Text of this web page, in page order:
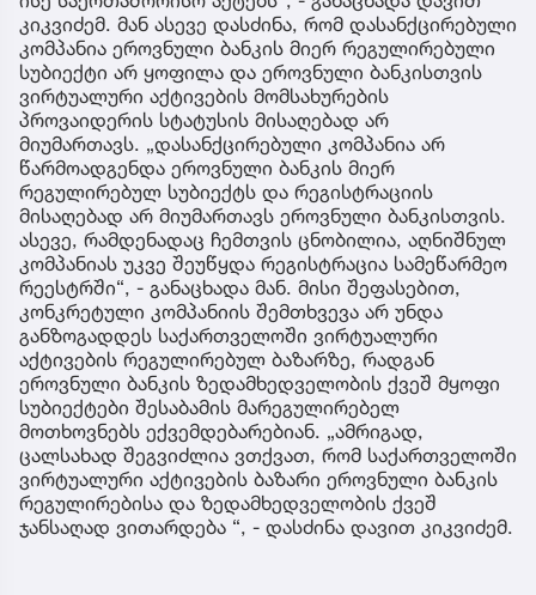
კიკვიძემ. მან ასევე დასძინა, რომ დასანქცირებული
კომპანია ეროვნული ბანკის მიერ რეგულირებული
სუბიექტი არ ყოფილა და ეროვნული ბანკისთვის
ვირტუალური აქტივების მომსახურების
პროვაიდერის სტატუსის მისაღებად არ
მიუმართავს. „დასანქცირებული კომპანია არ
წარმოადგენდა ეროვნული ბანკის მიერ
რეგულირებულ სუბიექტს და რეგისტრაციის
მისაღებად არ მიუმართავს ეროვნული ბანკისთვის.
ასევე, რამდენადაც ჩემთვის ცნობილია, აღნიშნულ
კომპანიას უკვე შეუწყდა რეგისტრაცია სამეწარმეო
რეესტრში“, - განაცხადა მან. მისი შეფასებით,
კონკრეტული კომპანიის შემთხვევა არ უნდა
განზოგადდეს საქართველოში ვირტუალური
აქტივების რეგულირებულ ბაზარზე, რადგან
ეროვნული ბანკის ზედამხედველობის ქვეშ მყოფი
სუბიექტები შესაბამის მარეგულირებელ
მოთხოვნებს ექვემდებარებიან. „ამრიგად,
ცალსახად შეგვიძლია ვთქვათ, რომ საქართველოში
ვირტუალური აქტივების ბაზარი ეროვნული ბანკის
რეგულირებისა და ზედამხედველობის ქვეშ
ჯანსაღად ვითარდება “, - დასძინა დავით კიკვიძემ.